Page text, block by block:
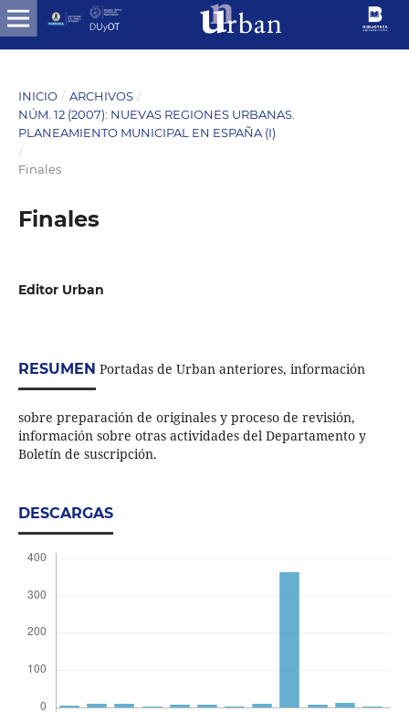
INICIO / ARCHIVOS /
NÚM. 12 (2007): NUEVAS REGIONES URBANAS.
PLANEAMIENTO MUNICIPAL EN ESPAÑA (I)
/
Finales
Finales
Editor Urban
RESUMEN Portadas de Urban anteriores, información
sobre preparación de originales y proceso de revisión,
información sobre otras actividades del Departamento y
Boletín de suscripción.
DESCARGAS